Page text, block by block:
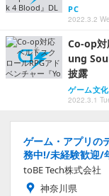
PC
2022.3.2
Co-op対
ung
披露
ゲーム文化
2022.3.1
ゲーム・アプリの
務中!/未経験歓迎/
toBE Tech株式会社
神奈川県